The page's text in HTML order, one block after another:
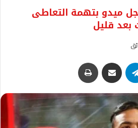
ميدو بتهمة التعاطى
بعد قليل
تيلقرام مشاركة عبر البريد